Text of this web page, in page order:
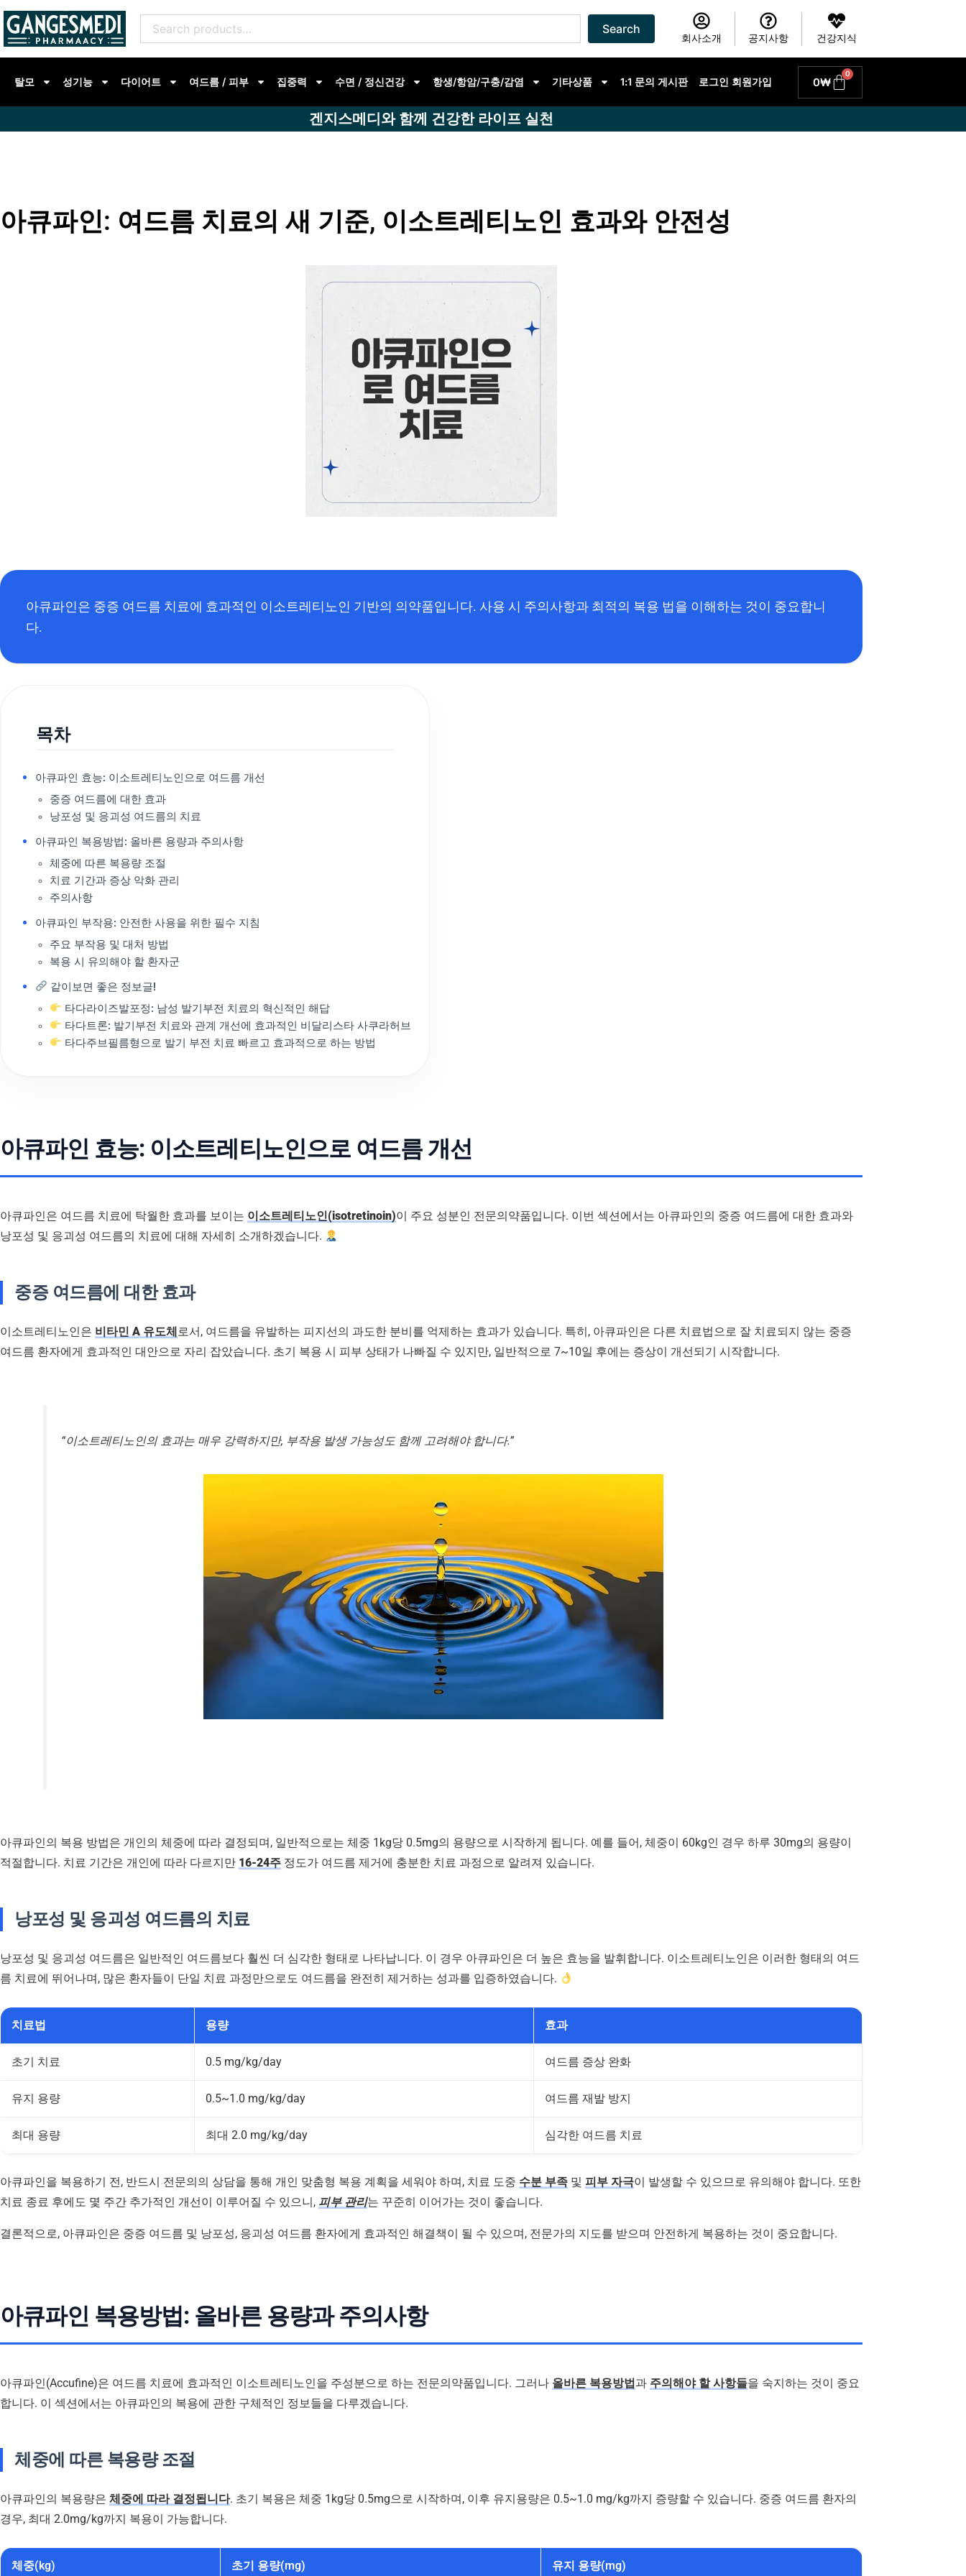
콘
텐
츠
for:
Search
회사소개 공지사항 건강지식
탈모 성기능 다이어트 여드름 / 피부 집중력 수면 / 정신건강 항생/항암/구충/감염 기타상품 1:1 문의 게시판 로그인 회원가입 0₩
0
Cart
겐지스메디와 함께 건강한 라이프 실천
아큐파인: 여드름 치료의 새 기준, 이소트레티노인 효과와 안전성
아큐파인은 중증 여드름 치료에 효과적인 이소트레티노인 기반의 의약품입니다. 사용 시 주의사항과 최적의 복용 법을 이해하는 것이 중요합니
다.
목차
아큐파인 효능: 이소트레티노인으로 여드름 개선
중증 여드름에 대한 효과
낭포성 및 응괴성 여드름의 치료
아큐파인 복용방법: 올바른 용량과 주의사항
체중에 따른 복용량 조절
치료 기간과 증상 악화 관리
주의사항
아큐파인 부작용: 안전한 사용을 위한 필수 지침
주요 부작용 및 대처 방법
복용 시 유의해야 할 환자군
같이보면 좋은 정보글!
타다라이즈발포정: 남성 발기부전 치료의 혁신적인 해답
타다트론: 발기부전 치료와 관계 개선에 효과적인 비달리스타 사쿠라허브
타다주브필름형으로 발기 부전 치료 빠르고 효과적으로 하는 방법
아큐파인 효능: 이소트레티노인으로 여드름 개선
아큐파인은 여드름 치료에 탁월한 효과를 보이는 이소트레티노인(isotretinoin)이 주요 성분인 전문의약품입니다. 이번 섹션에서는 아큐파인의 중증 여드름에 대한 효과와
낭포성 및 응괴성 여드름의 치료에 대해 자세히 소개하겠습니다.
중증 여드름에 대한 효과
이소트레티노인은 비타민 A 유도체 로서, 여드름을 유발하는 피지선의 과도한 분비를 억제하는 효과가 있습니다. 특히, 아큐파인은 다른 치료법으로 잘 치료되지 않는 중증
여드름 환자에게 효과적인 대안으로 자리 잡았습니다. 초기 복용 시 피부 상태가 나빠질 수 있지만, 일반적으로 7~10일 후에는 증상이 개선되기 시작합니다.
“이소트레티노인의 효과는 매우 강력하지만, 부작용 발생 가능성도 함께 고려해야 합니다.”
아큐파인의 복용 방법은 개인의 체중에 따라 결정되며, 일반적으로는 체중 1kg당 0.5mg의 용량으로 시작하게 됩니다. 예를 들어, 체중이 60kg인 경우 하루 30mg의 용량이
적절합니다. 치료 기간은 개인에 따라 다르지만 16-24주 정도가 여드름 제거에 충분한 치료 과정으로 알려져 있습니다.
낭포성 및 응괴성 여드름의 치료
낭포성 및 응괴성 여드름은 일반적인 여드름보다 훨씬 더 심각한 형태로 나타납니다. 이 경우 아큐파인은 더 높은 효능을 발휘합니다. 이소트레티노인은 이러한 형태의 여드
름 치료에 뛰어나며, 많은 환자들이 단일 치료 과정만으로도 여드름을 완전히 제거하는 성과를 입증하였습니다.
치료법 용량 효과
초기 치료 0.5 mg/kg/day 여드름 증상 완화
유지 용량 0.5~1.0 mg/kg/day 여드름 재발 방지
최대 용량 최대 2.0 mg/kg/day 심각한 여드름 치료
아큐파인을 복용하기 전, 반드시 전문의의 상담을 통해 개인 맞춤형 복용 계획을 세워야 하며, 치료 도중 수분 부족 및 피부 자극이 발생할 수 있으므로 유의해야 합니다. 또한
치료 종료 후에도 몇 주간 추가적인 개선이 이루어질 수 있으니, 피부 관리는 꾸준히 이어가는 것이 좋습니다.
결론적으로, 아큐파인은 중증 여드름 및 낭포성, 응괴성 여드름 환자에게 효과적인 해결책이 될 수 있으며, 전문가의 지도를 받으며 안전하게 복용하는 것이 중요합니다.
아큐파인 복용방법: 올바른 용량과 주의사항
아큐파인(Accufine)은 여드름 치료에 효과적인 이소트레티노인을 주성분으로 하는 전문의약품입니다. 그러나 올바른 복용방법과 주의해야 할 사항들을 숙지하는 것이 중요
합니다. 이 섹션에서는 아큐파인의 복용에 관한 구체적인 정보들을 다루겠습니다.
체중에 따른 복용량 조절
아큐파인의 복용량은 체중에 따라 결정됩니다. 초기 복용은 체중 1kg당 0.5mg으로 시작하며, 이후 유지용량은 0.5~1.0 mg/kg까지 증량할 수 있습니다. 중증 여드름 환자의
경우, 최대 2.0mg/kg까지 복용이 가능합니다.
체중(kg) 초기 용량(mg) 유지 용량(mg)